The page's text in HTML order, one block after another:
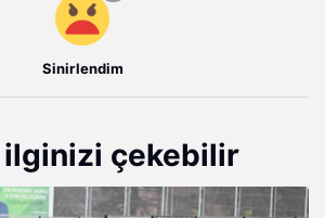
Sinirlendim
ilginizi çekebilir